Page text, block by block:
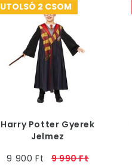
UTOLSÓ 2 CSOM
Harry Potter Gyerek
Jelmez
9 900 Ft
9 990 Ft